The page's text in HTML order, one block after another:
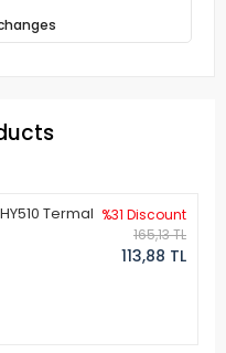
Termal %31 Discount
165,13 TL
113,88 TL